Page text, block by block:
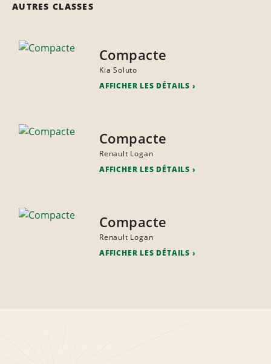
AUTRES CLASSES
Compacte
Kia Soluto
AFFICHER LES DÉTAILS
Compacte
Renault Logan
AFFICHER LES DÉTAILS
Compacte
Renault Logan
AFFICHER LES DÉTAILS